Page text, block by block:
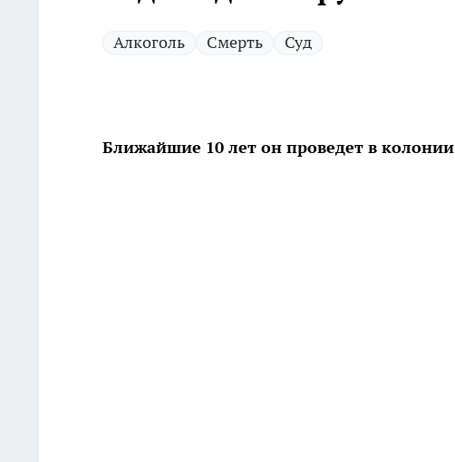
Алкоголь Смерть Суд
Ближайшие 10 лет он проведет в колонии